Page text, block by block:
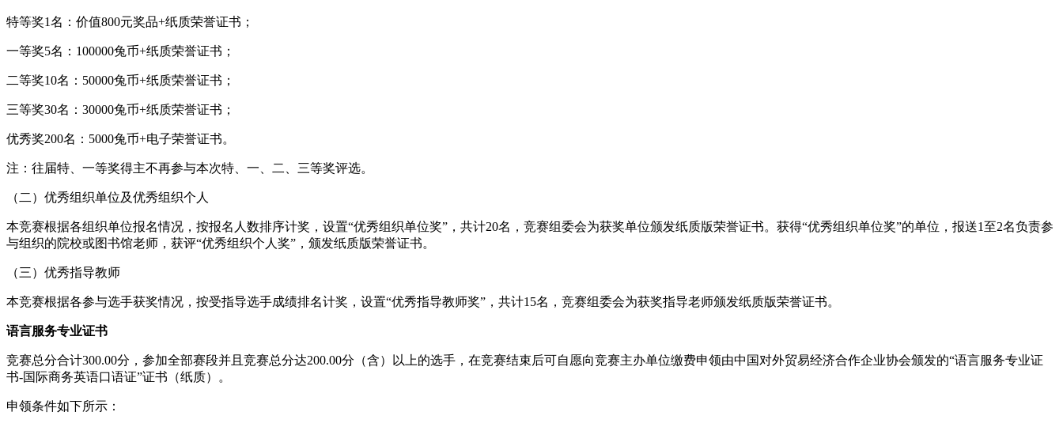
特等奖1名：价值800元奖品+纸质荣誉证书；
一等奖5名：100000兔币+纸质荣誉证书；
二等奖10名：50000兔币+纸质荣誉证书；
三等奖30名：30000兔币+纸质荣誉证书；
优秀奖200名：5000兔币+电子荣誉证书。
注：往届特、一等奖得主不再参与本次特、一、二、三等奖评选。
（二）优秀组织单位及优秀组织个人
本竞赛根据各组织单位报名情况，按报名人数排序计奖，设置“优秀组织单位奖”，共计20名，竞赛组委会为获奖单位颁发纸质版荣誉证书。获得“优秀组织单位奖”的单位，报送1至2名负责参
与组织的院校或图书馆老师，获评“优秀组织个人奖”，颁发纸质版荣誉证书。
（三）优秀指导教师
本竞赛根据各参与选手获奖情况，按受指导选手成绩排名计奖，设置“优秀指导教师奖”，共计15名，竞赛组委会为获奖指导老师颁发纸质版荣誉证书。
语言服务专业证书
竞赛总分合计300.00分，参加全部赛段并且竞赛总分达200.00分（含）以上的选手，在竞赛结束后可自愿向竞赛主办单位缴费申领由中国对外贸易经济合作企业协会颁发的“语言服务专业证
书-国际商务英语口语证”证书（纸质）。
申领条件如下所示：